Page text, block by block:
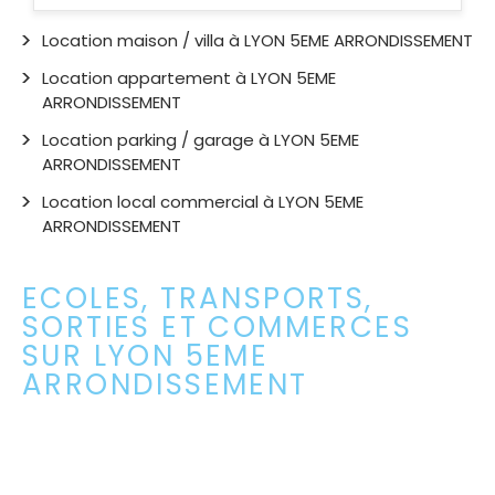
Location maison / villa à LYON 5EME ARRONDISSEMENT
Location appartement à LYON 5EME
ARRONDISSEMENT
Location parking / garage à LYON 5EME
ARRONDISSEMENT
Location local commercial à LYON 5EME
ARRONDISSEMENT
ECOLES, TRANSPORTS,
SORTIES ET COMMERCES
SUR LYON 5EME
ARRONDISSEMENT